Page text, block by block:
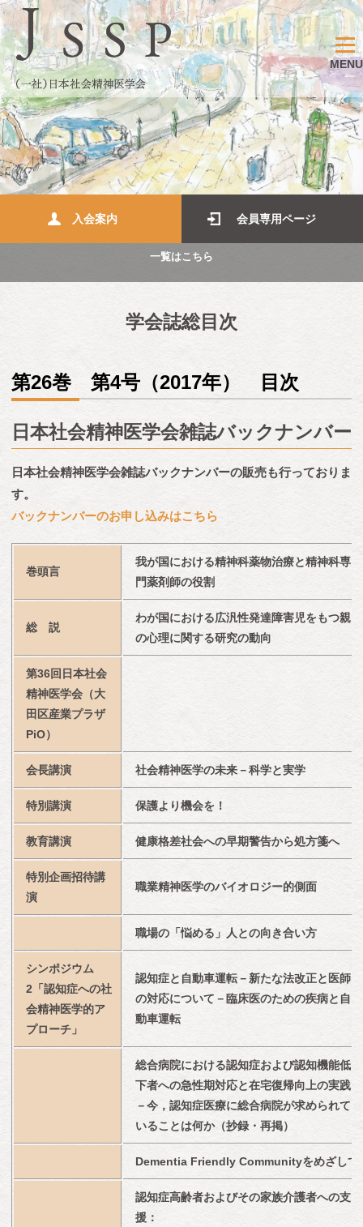
MENU
入会案内 会員専用ページ
一覧はこちら
学会誌総目次
第26巻 第4号（2017年） 目次
日本社会精神医学会雑誌バックナンバー
日本社会精神医学会雑誌バックナンバーの販売も行っておりま
す。
バックナンバーのお申し込みはこちら
巻頭言
我が国における精神科薬物治療と精神科専
門薬剤師の役割
総　説
わが国における広汎性発達障害児をもつ親
の心理に関する研究の動向
第36回日本社会
精神医学会（大
田区産業プラザ
PiO）
会長講演 社会精神医学の未来－科学と実学
特別講演 保護より機会を！
教育講演 健康格差社会への早期警告から処方箋へ
特別企画招待講
演
職業精神医学のバイオロジー的側面
職場の「悩める」人との向き合い方
シンポジウム
2「認知症への社
会精神医学的ア
プローチ」
認知症と自動車運転－新たな法改正と医師
の対応について－臨床医のための疾病と自
動車運転
総合病院における認知症および認知機能低
下者への急性期対応と在宅復帰向上の実践
－今，認知症医療に総合病院が求められて
いることは何か（抄録・再掲）
Dementia Friendly Communityをめざして
認知症高齢者およびその家族介護者への支
援：